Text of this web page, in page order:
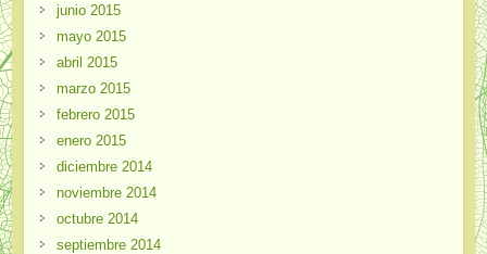
junio 2015
mayo 2015
abril 2015
marzo 2015
febrero 2015
enero 2015
diciembre 2014
noviembre 2014
octubre 2014
septiembre 2014